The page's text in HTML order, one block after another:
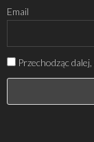
Email
Przechodząc